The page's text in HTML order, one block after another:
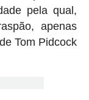
pela qual,
apenas
Tom Pidcock